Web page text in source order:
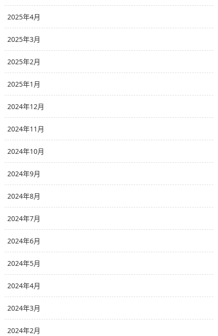
2025年4月
2025年3月
2025年2月
2025年1月
2024年12月
2024年11月
2024年10月
2024年9月
2024年8月
2024年7月
2024年6月
2024年5月
2024年4月
2024年3月
2024年2月